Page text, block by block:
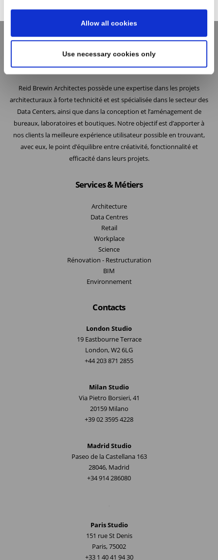
Allow all cookies
Use necessary cookies only
L’Agence
Reid Brewin Architectes possède une expertise dans les projets
architecturaux à forte technicité et est spécialisée dans le secteur des
Data Centers, ainsi que dans la conception et l’aménagement de
bureaux, laboratoires et boutiques. Notre objectif est d’apporter à
nos clients la meilleure expérience utilisateur possible en trouvant,
avec eux, le point d’équilibre entre créativité, fonctionnalité et
efficacité dans leurs projets.
Services & Métiers
Architecture
Data Centres
Retail
Workplace
Science
Rénovation - Restructuration
BIM
Environnement
Contacts
London Studio
19 Eastbourne Terrace
London, W2 6LG
+44 203 871 2855
Milan Studio
Via Pietro Borsieri, 41
20159 Milano
+39 02 3595 4228
Madrid Studio
Paseo de la Castellana 163
28046, Madrid
+34 914 286080
Paris Studio
151 rue St Denis
Paris, 75002
+33 1 40 41 94 30